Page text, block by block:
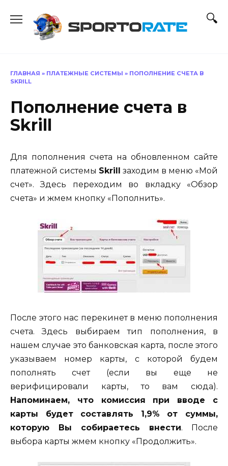
содержанию
ГЛАВНАЯ » ПЛАТЕЖНЫЕ СИСТЕМЫ » ПОПОЛНЕНИЕ СЧЕТА В
SKRILL
Пополнение счета в
Skrill
Для пополнения счета на обновленном сайте
платежной системы Skrill
заходим в меню «Мой
счет». Здесь переходим во вкладку «Обзор
счета» и жмем кнопку «Пополнить».
После этого нас перекинет в меню пополнения
счета. Здесь выбираем тип пополнения, в
нашем случае это банковская карта, после этого
указываем номер карты, с которой будем
пополнять счет (если вы еще не
верифицировали карты, то вам сюда).
Напоминаем, что комиссия при вводе с
карты будет составлять 1,9% от суммы,
которую Вы собираетесь внести. После
выбора карты жмем кнопку «Продолжить».